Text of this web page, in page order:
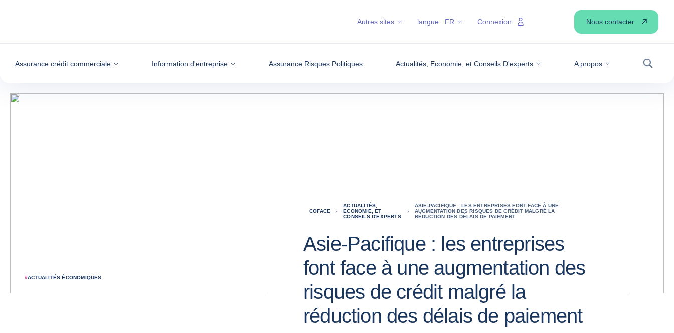
Assurance crédit commerciale Information d'entreprise Assurance Risques Politiques Actualités, Economie, et Conseils D'experts A propos
Autres sites langue : FR Connexion Nous contacter
#ACTUALITÉS ÉCONOMIQUES
COFACE
ACTUALITÉS,
ECONOMIE, ET
CONSEILS D'EXPERTS
ASIE-PACIFIQUE : LES ENTREPRISES FONT FACE À UNE
AUGMENTATION DES RISQUES DE CRÉDIT MALGRÉ LA
RÉDUCTION DES DÉLAIS DE PAIEMENT
Asie-Pacifique : les entreprises
font face à une augmentation des
risques de crédit malgré la
réduction des délais de paiement